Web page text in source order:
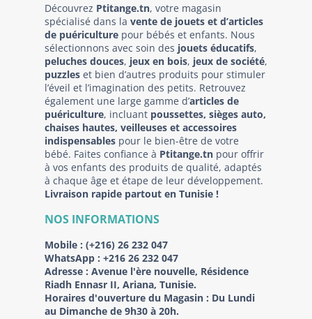
Découvrez Ptitange.tn, votre magasin
spécialisé dans la vente de jouets et d’articles
de puériculture pour bébés et enfants. Nous
sélectionnons avec soin des jouets éducatifs,
peluches douces, jeux en bois, jeux de société,
puzzles et bien d’autres produits pour stimuler
l’éveil et l’imagination des petits. Retrouvez
également une large gamme d’articles de
puériculture, incluant poussettes, sièges auto,
chaises hautes, veilleuses et accessoires
indispensables pour le bien-être de votre
bébé. Faites confiance à Ptitange.tn pour offrir
à vos enfants des produits de qualité, adaptés
à chaque âge et étape de leur développement.
Livraison rapide partout en Tunisie !
NOS INFORMATIONS
Mobile : (+216) 26 232 047
WhatsApp : +216 26 232 047
Adresse : Avenue l'ère nouvelle, Résidence
Riadh Ennasr II, Ariana, Tunisie.
Horaires d'ouverture du Magasin : Du Lundi
au Dimanche de 9h30 à 20h.